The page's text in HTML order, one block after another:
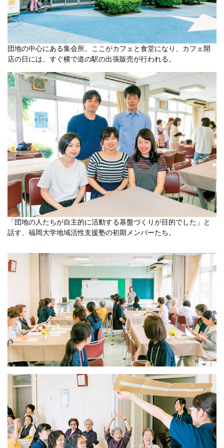
団地の中心にある集会所。ここがカフェと食堂になり、カフェ開
店の日には、すぐ横で道の駅の出張販売が行われる。
「団地の人たちが自主的に活動する基盤づくりが目的でした」と
話す、福岡大学地域活性支援塾の初期メンバーたち。